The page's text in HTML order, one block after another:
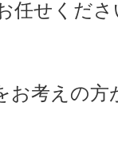
任せくだ
お考えの